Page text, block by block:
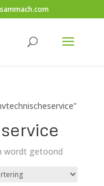
wordt getoond